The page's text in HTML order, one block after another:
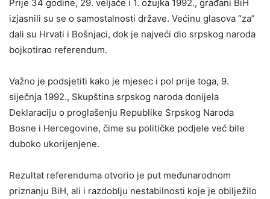
Prije 34 godine, 29. veljače i 1. ožujka 1992., građani BiH
izjasnili su se o samostalnosti države. Većinu glasova “za”
dali su Hrvati i Bošnjaci, dok je najveći dio srpskog naroda
bojkotirao referendum.
Važno je podsjetiti kako je mjesec i pol prije toga, 9.
siječnja 1992., Skupština srpskog naroda donijela
Deklaraciju o proglašenju Republike Srpskog Naroda
Bosne i Hercegovine, čime su političke podjele već bile
duboko ukorijenjene.
Rezultat referenduma otvorio je put međunarodnom
priznanju BiH, ali i razdoblju nestabilnosti koje je obilježilo